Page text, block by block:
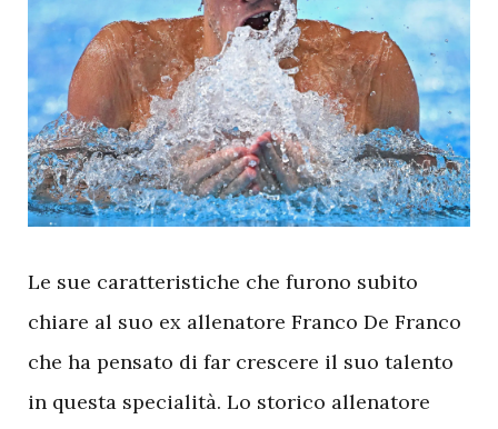
Le sue caratteristiche che furono subito
chiare al suo ex allenatore Franco De Franco
che ha pensato di far crescere il suo talento
in questa specialità. Lo storico allenatore